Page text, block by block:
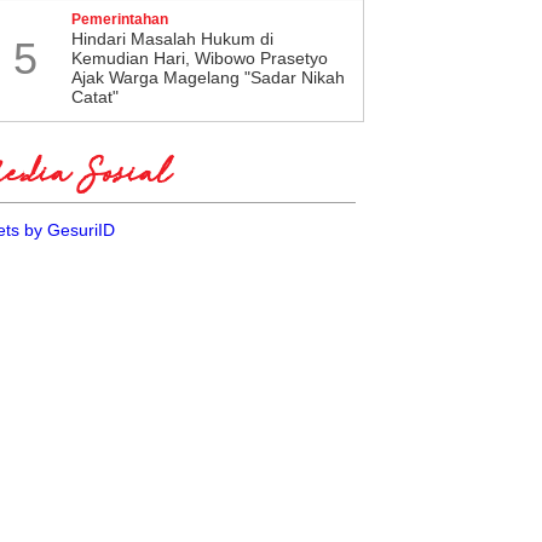
5
Pemerintahan
Hindari Masalah Hukum di
Kemudian Hari, Wibowo Prasetyo
Ajak Warga Magelang "Sadar Nikah
Catat"
Sosial
by GesuriID